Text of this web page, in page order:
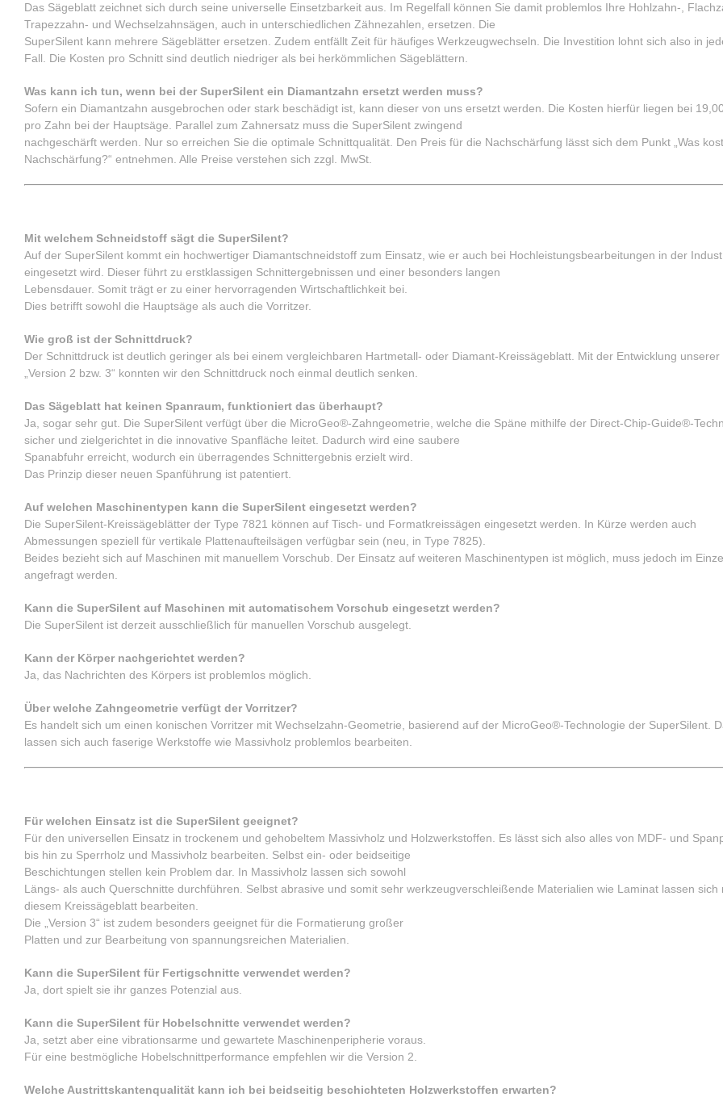
Das Sägeblatt zeichnet sich durch seine universelle Einsetzbarkeit aus. Im Regelfall können Sie damit problemlos Ihre Hohlzahn-,
Trapezzahn- und Wechselzahnsägen, auch in unterschiedlichen Zähnezahlen, ersetzen. Die
SuperSilent kann mehrere Sägeblätter ersetzen. Zudem entfällt Zeit für häufiges Werkzeugwechseln. Die Investition lohnt sich also in
Fall. Die Kosten pro Schnitt sind deutlich niedriger als bei herkömmlichen Sägeblättern.
Was kann ich tun, wenn bei der SuperSilent ein Diamantzahn ersetzt werden muss?
Sofern ein Diamantzahn ausgebrochen oder stark beschädigt ist, kann dieser von uns ersetzt werden. Die Kosten hierfür liegen bei
pro Zahn bei der Hauptsäge. Parallel zum Zahnersatz muss die SuperSilent zwingend
nachgeschärft werden. Nur so erreichen Sie die optimale Schnittqualität. Den Preis für die Nachschärfung lässt sich dem Punkt „Was
Nachschärfung?“ entnehmen. Alle Preise verstehen sich zzgl. MwSt.
Mit welchem Schneidstoff sägt die SuperSilent?
Auf der SuperSilent kommt ein hochwertiger Diamantschneidstoff zum Einsatz, wie er auch bei Hochleistungsbearbeitungen in der
eingesetzt wird. Dieser führt zu erstklassigen Schnittergebnissen und einer besonders langen
Lebensdauer. Somit trägt er zu einer hervorragenden Wirtschaftlichkeit bei.
Dies betrifft sowohl die Hauptsäge als auch die Vorritzer.
Wie groß ist der Schnittdruck?
Der Schnittdruck ist deutlich geringer als bei einem vergleichbaren Hartmetall- oder Diamant-Kreissägeblatt. Mit der Entwicklung unserer
„Version 2 bzw. 3“ konnten wir den Schnittdruck noch einmal deutlich senken.
Das Sägeblatt hat keinen Spanraum, funktioniert das überhaupt?
Ja, sogar sehr gut. Die SuperSilent verfügt über die MicroGeo®-Zahngeometrie, welche die Späne mithilfe der Direct-Chip-Guide®-
sicher und zielgerichtet in die innovative Spanfläche leitet. Dadurch wird eine saubere
Spanabfuhr erreicht, wodurch ein überragendes Schnittergebnis erzielt wird.
Das Prinzip dieser neuen Spanführung ist patentiert.
Auf welchen Maschinentypen kann die SuperSilent eingesetzt werden?
Die SuperSilent-Kreissägeblätter der Type 7821 können auf Tisch- und Formatkreissägen eingesetzt werden. In Kürze werden auch
Abmessungen speziell für vertikale Plattenaufteilsägen verfügbar sein (neu, in Type 7825).
Beides bezieht sich auf Maschinen mit manuellem Vorschub. Der Einsatz auf weiteren Maschinentypen ist möglich, muss jedoch im
angefragt werden.
Kann die SuperSilent auf Maschinen mit automatischem Vorschub eingesetzt werden?
Die SuperSilent ist derzeit ausschließlich für manuellen Vorschub ausgelegt.
Kann der Körper nachgerichtet werden?
Ja, das Nachrichten des Körpers ist problemlos möglich.
Über welche Zahngeometrie verfügt der Vorritzer?
Es handelt sich um einen konischen Vorritzer mit Wechselzahn-Geometrie, basierend auf der MicroGeo®-Technologie der SuperSilent.
lassen sich auch faserige Werkstoffe wie Massivholz problemlos bearbeiten.
Für welchen Einsatz ist die SuperSilent geeignet?
Für den universellen Einsatz in trockenem und gehobeltem Massivholz und Holzwerkstoffen. Es lässt sich also alles von MDF- und
bis hin zu Sperrholz und Massivholz bearbeiten. Selbst ein- oder beidseitige
Beschichtungen stellen kein Problem dar. In Massivholz lassen sich sowohl
Längs- als auch Querschnitte durchführen. Selbst abrasive und somit sehr werkzeugverschleißende Materialien wie Laminat lassen sich
diesem Kreissägeblatt bearbeiten.
Die „Version 3“ ist zudem besonders geeignet für die Formatierung großer
Platten und zur Bearbeitung von spannungsreichen Materialien.
Kann die SuperSilent für Fertigschnitte verwendet werden?
Ja, dort spielt sie ihr ganzes Potenzial aus.
Kann die SuperSilent für Hobelschnitte verwendet werden?
Ja, setzt aber eine vibrationsarme und gewartete Maschinenperipherie voraus.
Für eine bestmögliche Hobelschnittperformance empfehlen wir die Version 2.
Welche Austrittskantenqualität kann ich bei beidseitig beschichteten Holzwerkstoffen erwarten?